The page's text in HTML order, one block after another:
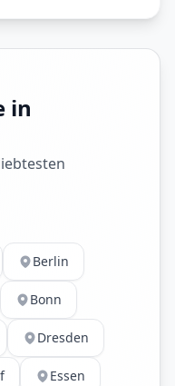
in
Berlin
Bonn
Dresden
Essen